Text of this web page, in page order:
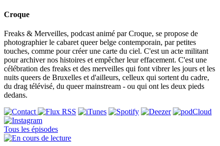
Croque
Freaks & Merveilles, podcast animé par Croque, se propose de
photographier le cabaret queer belge contemporain, par petites
touches, comme pour créer une carte du ciel. C'est un acte militant
pour archiver nos histoires et empêcher leur effacement. C'est une
célébration des freaks et des merveilles qui font vibrer les jours et les
nuits queers de Bruxelles et d'ailleurs, celleux qui sortent du cadre,
du drag télévisé, du queer mainstream - ou qui ont les deux pieds
dedans.
Tous les épisodes